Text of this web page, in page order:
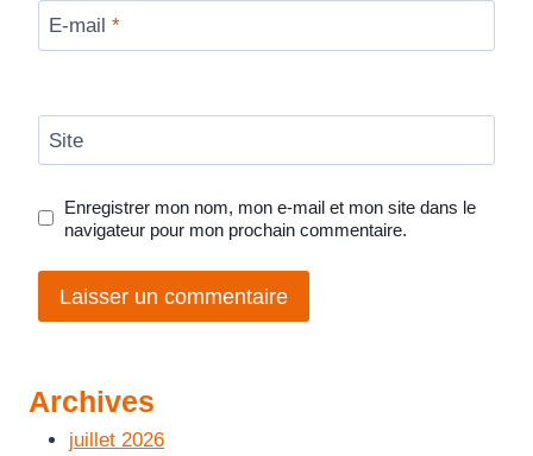
E-mail *
Site
Enregistrer mon nom, mon e-mail et mon site dans le
navigateur pour mon prochain commentaire.
Archives
juillet 2026